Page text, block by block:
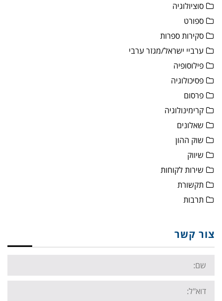
סוציולוגיה
ספורט
סקירות ספרות
ערביי ישראל/מגזר ערבי
פילוסופיה
פסיכולוגיה
פרסום
קרימינולוגיה
שאלונים
שוק ההון
שיווק
שירות לקוחות
תקשורת
תרבות
צור קשר
Name:
Email: